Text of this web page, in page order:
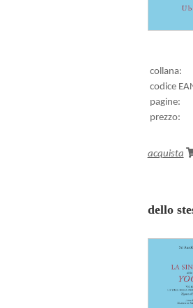
collana:
codice
pagine:
prezzo:
acquista
dello